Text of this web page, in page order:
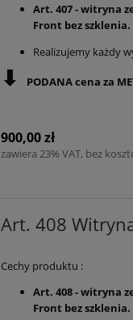
Art. 407 - witryna
Front bez szklenia.
Realizujemy każdy
⬇ PODANA cena za
900,00 zł
zawiera 23% VAT, bez
Art. 408
Cechy produktu :
Art. 408 - witryna
Front bez szklenia.